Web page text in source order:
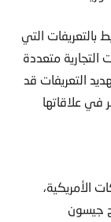
بالتعريفات التي
التجارية متعددة
التعريفات قد
في علاقاتها
الأمريكية،
جيسون